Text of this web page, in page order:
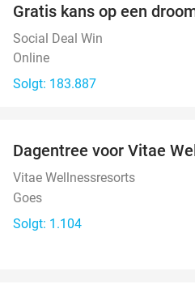
Gratis kans op een
Social Deal Win
Online
Solgt: 183.887
Dagentree voor Vitae
Vitae Wellnessresorts
Goes
Solgt: 1.104